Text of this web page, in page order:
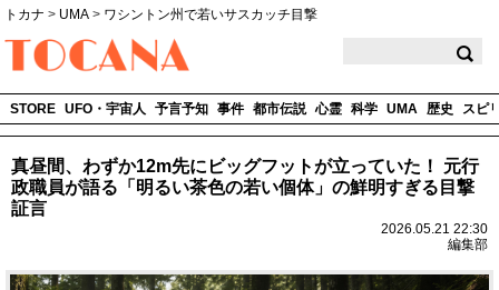
トカナ > UMA > ワシントン州で若いサスカッチ目撃
STORE UFO・宇宙人 予言予知 事件 都市伝説 心霊 科学 UMA 歴史 スピ
真昼間、わずか12m先にビッグフットが立っていた！ 元行
政職員が語る「明るい茶色の若い個体」の鮮明すぎる目撃
証言
2026.05.21 22:30
編集部